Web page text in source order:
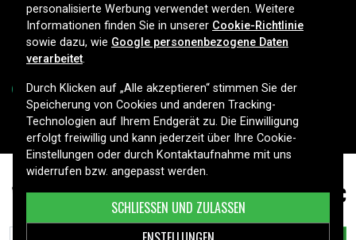
VMC5040, 3.85V, 4800mAh 23,99 €
LIEFEROPTIONEN
Copyright © 2026, Spares Nordic AB
personalisierte Werbung verwendet werden. Weitere
Informationen finden Sie in unserer Cookie-Richtlinie
sowie dazu, wie Google personenbezogene Daten
verarbeitet.
Durch Klicken auf „Alle akzeptieren“ stimmen Sie der
Speicherung von Cookies und anderen Tracking-
Technologien auf Ihrem Endgerät zu. Die Einwilligung
erfolgt freiwillig und kann jederzeit über Ihre Cookie-
Einstellungen oder durch Kontaktaufnahme mit uns
widerrufen bzw. angepasst werden.
SCHLIESSEN UND ZULASSEN